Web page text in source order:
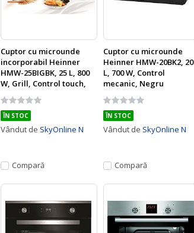
Cuptor cu microunde
incorporabil Heinner
HMW-25BIGBK, 25 L, 800
W, Grill, Control touch,
Display LCD, Sticla
Neagra
Rating:
0%
ÎN STOC
Vândut de SkyOnline N
Compară
Cuptor cu microunde
Heinner HMW-20BK2, 20
L, 700 W, Control
mecanic, Negru
Rating:
0%
ÎN STOC
Vândut de SkyOnline N
Compară